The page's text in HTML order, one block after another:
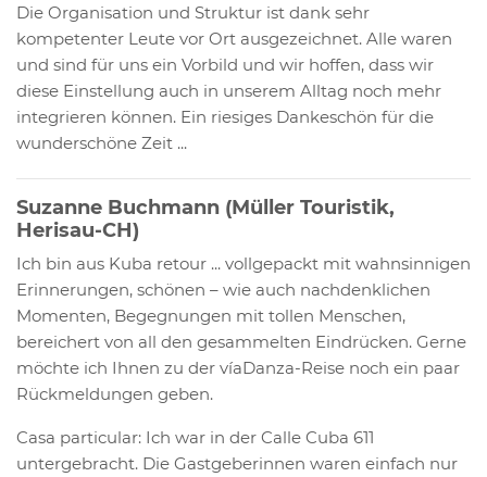
Die Organisation und Struktur ist dank sehr
kompetenter Leute vor Ort ausgezeichnet. Alle waren
und sind für uns ein Vorbild und wir hoffen, dass wir
diese Einstellung auch in unserem Alltag noch mehr
integrieren können. Ein riesiges Dankeschön für die
wunderschöne Zeit ...
Suzanne Buchmann (Müller Touristik,
Herisau-CH)
Ich bin aus Kuba retour ... vollgepackt mit wahnsinnigen
Erinnerungen, schönen – wie auch nachdenklichen
Momenten, Begegnungen mit tollen Menschen,
bereichert von all den gesammelten Eindrücken. Gerne
möchte ich Ihnen zu der víaDanza-Reise noch ein paar
Rückmeldungen geben.
Casa particular: Ich war in der Calle Cuba 611
untergebracht. Die Gastgeberinnen waren einfach nur